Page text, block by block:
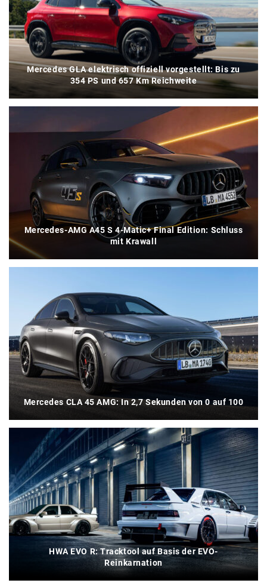
Mercedes GLA elektrisch offiziell vorgestellt: Bis zu
354 PS und 657 Km Reichweite
Mercedes-AMG A45 S 4-Matic+ Final Edition: Schluss
mit Krawall
Mercedes CLA 45 AMG: In 2,7 Sekunden von 0 auf 100
HWA EVO R: Tracktool auf Basis der EVO-
Reinkarnation